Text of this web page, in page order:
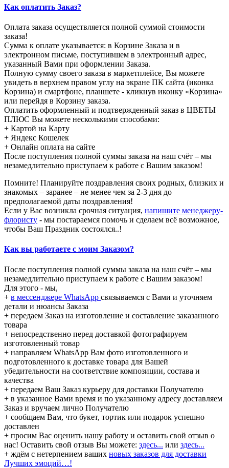
Как оплатить Заказ?
Оплата заказа осуществляется полной суммой стоимости
заказа!
Сумма к оплате указывается: в Корзине Заказа и в
электронном письме, поступившем в электронный адрес,
указанный Вами при оформлении Заказа.
Полную сумму своего заказа в маркетплейсе, Вы можете
увидеть в верхнем правом углу на экране ПК сайта (иконка
Корзина) и смартфоне, планшете - кликнув иконку «Корзина»
или перейдя в Корзину заказа.
Оплатить оформленный и подтвержденный заказ в ЦВЕТЫ
ПЛЮС Вы можете несколькими способами:
+ Картой на Карту
+ Яндекс Кошелек
+ Онлайн оплата на сайте
После поступления полной суммы заказа на наш счёт – мы
незамедлительно приступаем к работе с Вашим заказом!
Помните! Планируйте поздравления своих родных, близких и
знакомых – заранее – не менее чем за 2-3 дня до
предполагаемой даты поздравления!
Если у Вас возникла срочная ситуация, напишите менеджеру-
флористу - мы постараемся помочь и сделаем всё возможное,
чтобы Ваш Праздник состоялся..!
Как вы работаете с моим Заказом?
После поступления полной суммы заказа на наш счёт – мы
незамедлительно приступаем к работе с Вашим заказом!
Для этого - мы,
+ в мессенджере WhatsApp связываемся с Вами и уточняем
детали и нюансы Заказа
+ передаем Заказ на изготовление и составление заказанного
товара
+ непосредственно перед доставкой фотографируем
изготовленный товар
+ направляем WhatsApp Вам фото изготовленного и
подготовленного к доставке товара для Вашей
убедительности на соответствие композиции, состава и
качества
+ передаем Ваш Заказ курьеру для доставки Получателю
+ в указанное Вами время и по указанному адресу доставляем
Заказ и вручаем лично Получателю
+ сообщаем Вам, что букет, тортик или подарок успешно
доставлен
+ просим Вас оценить нашу работу и оставить свой отзыв о
нас! Оставить свой отзыв Вы можете: здесь... или здесь...
+ ждём с нетерпением ваших новых заказов для доставки
Лучших эмоций…!